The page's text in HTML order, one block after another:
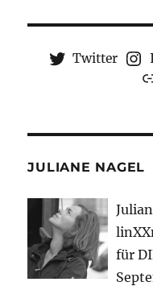
Twitter
JULIANE NAGEL
für